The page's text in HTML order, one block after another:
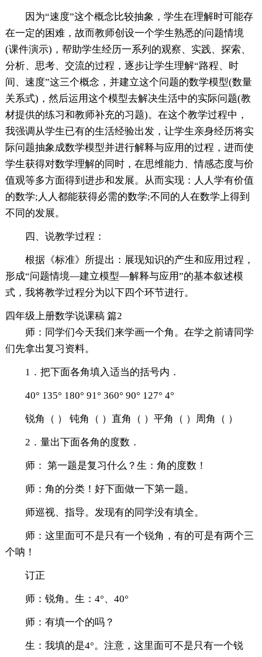
因为“速度”这个概念比较抽象，学生在理解时可能存
在一定的困难，故而教师创设一个学生熟悉的问题情境
(课件演示)，帮助学生经历一系列的观察、实践、探索、
分析、思考、交流的过程，逐步让学生理解“路程、时
间、速度”这三个概念，并建立这个问题的数学模型(数量
关系式)，然后运用这个模型去解决生活中的实际问题(教
材提供的练习和教师补充的习题)。在这个教学过程中，
我强调从学生已有的生活经验出发，让学生亲身经历将实
际问题抽象成数学模型并进行解释与应用的过程，进而使
学生获得对数学理解的同时，在思维能力、情感态度与价
值观等多方面得到进步和发展。从而实现：人人学有价值
的数学;人人都能获得必需的数学;不同的人在数学上得到
不同的发展。
四、说教学过程：
根据《标准》所提出：展现知识的产生和应用过程，
形成“问题情境—建立模型—解释与应用”的基本叙述模
式，我将教学过程分为以下四个环节进行。
四年级上册数学说课稿 篇2
师：同学们今天我们来学画一个角。在学之前请同学
们先拿出复习资料。
1．把下面各角填入适当的括号内．
40° 135° 180° 91° 360° 90° 127° 4°
锐角（ ） 钝角（ ）直角（ ）平角（ ）周角（ ）
2．量出下面各角的度数．
师： 第一题是复习什么？生：角的度数！
师：角的分类！好下面做一下第一题。
师巡视、指导。发现有的同学没有填全。
师：这里面可不是只有一个锐角，有的可是有两个三
个呐！
订正
师：锐角。生：4°、40°
师：有填一个的吗？
生：我填的是4°。注意，这里面可不是只有一个锐